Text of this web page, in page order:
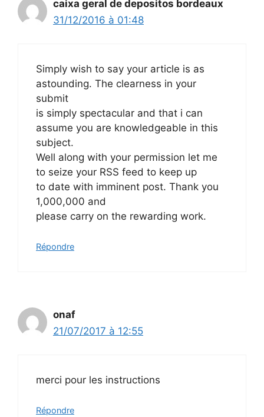
caixa geral de depositos bordeaux
31/12/2016 à 01:48
Simply wish to say your article is as
astounding. The clearness in your
submit
is simply spectacular and that i can
assume you are knowledgeable in this
subject.
Well along with your permission let me
to seize your RSS feed to keep up
to date with imminent post. Thank you
1,000,000 and
please carry on the rewarding work.
Répondre
onaf
21/07/2017 à 12:55
merci pour les instructions
Répondre